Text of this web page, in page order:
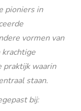
pioniers in
vormen van
praktijk waarin
staan.
bij: